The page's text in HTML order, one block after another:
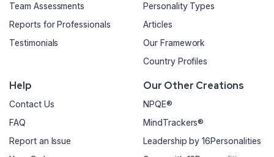
Team Assessments
Reports for Professionals
Testimonials
Personality Types
Articles
Our Framework
Country Profiles
Help
Contact Us
FAQ
Report an Issue
Our Other Creations
NPQE®
MindTrackers®
Leadership by 16Personalities